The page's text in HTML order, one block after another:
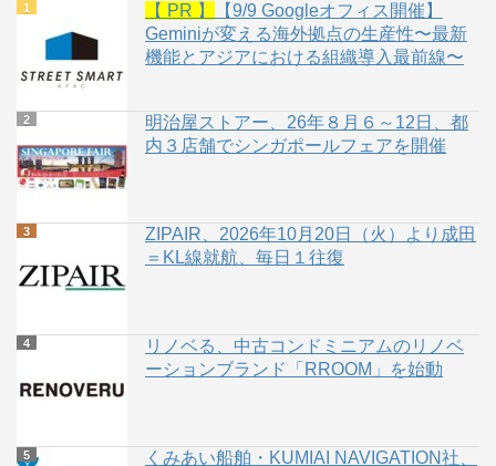
【 PR 】
【9/9 Googleオフィス開催】
Geminiが変える海外拠点の生産性〜最新
機能とアジアにおける組織導入最前線〜
明治屋ストアー、26年８月６～12日、都
内３店舗でシンガポールフェアを開催
ZIPAIR、2026年10月20日（火）より成田
＝KL線就航、毎日１往復
リノベる、中古コンドミニアムのリノベ
ーションブランド「RROOM」を始動
くみあい船舶・KUMIAI NAVIGATION社、